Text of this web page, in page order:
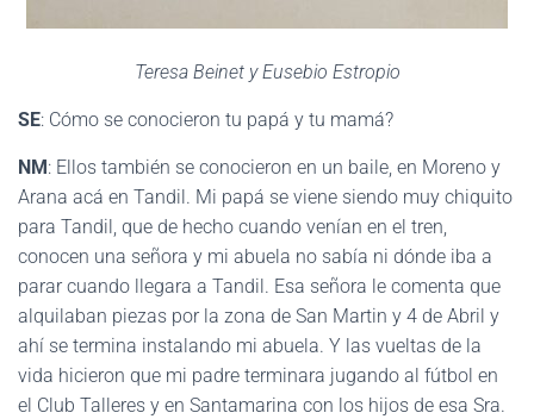
Teresa Beinet y Eusebio Estropio
SE: Cómo se conocieron tu papá y tu mamá?
NM : Ellos también se conocieron en un baile, en Moreno y
Arana acá en Tandil. Mi papá se viene siendo muy chiquito
para Tandil, que de hecho cuando venían en el tren,
conocen una señora y mi abuela no sabía ni dónde iba a
parar cuando llegara a Tandil. Esa señora le comenta que
alquilaban piezas por la zona de San Martin y 4 de Abril y
ahí se termina instalando mi abuela. Y las vueltas de la
vida hicieron que mi padre terminara jugando al fútbol en
el Club Talleres y en Santamarina con los hijos de esa Sra.